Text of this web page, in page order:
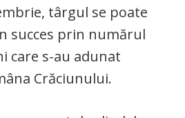
târgul se poate
succes prin numărul
care s-au adunat
Crăciunului.